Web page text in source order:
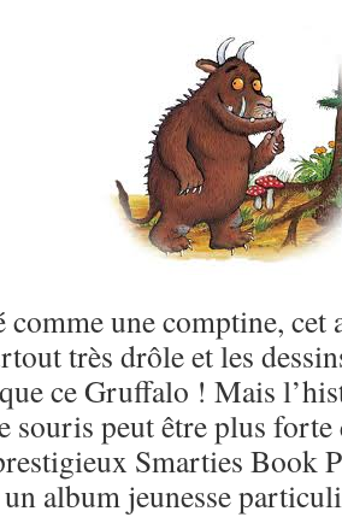
une comptine, cet
très drôle et les
ce Gruffalo ! Mais
souris peut être plus
Smarties Book
un album jeunesse